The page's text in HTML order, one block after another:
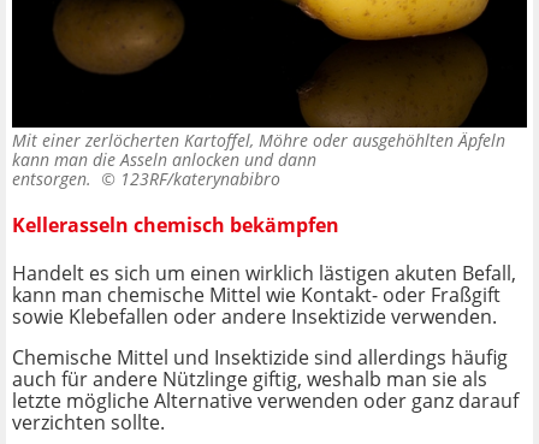
Mit einer zerlöcherten Kartoffel, Möhre oder ausgehöhlten Äpfeln
kann man die Asseln anlocken und dann
entsorgen. © 123RF/katerynabibro
Kellerasseln chemisch bekämpfen
Handelt es sich um einen wirklich lästigen akuten Befall,
kann man chemische Mittel wie Kontakt- oder Fraßgift
sowie Klebefallen oder andere Insektizide verwenden.
Chemische Mittel und Insektizide sind allerdings häufig
auch für andere Nützlinge giftig, weshalb man sie als
letzte mögliche Alternative verwenden oder ganz darauf
verzichten sollte.